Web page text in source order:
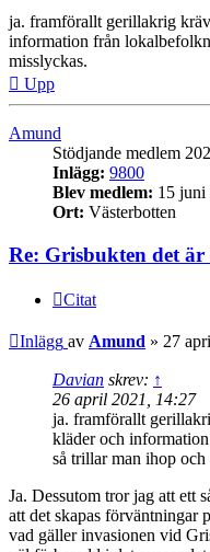
ja. framförallt gerillakrig
information från
misslyckas.
Upp
Amund
Stödjande medlem
Inlägg: 9800
Blev medlem: 15 juni
Ort: Västerbotten
Re: Grisbukten det är
Citat
Inlägg av Amund » 27
Davian skrev: ↑
26 april 2021, 14:27
ja. framförallt
kläder och
så trillar man ihop och
Ja. Dessutom tror jag att ett
att det skapas
vad gäller invasionen vid